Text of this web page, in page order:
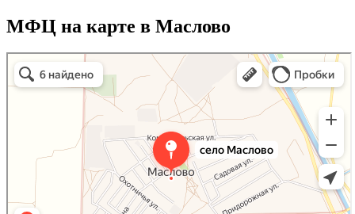
МФЦ на карте в Маслово